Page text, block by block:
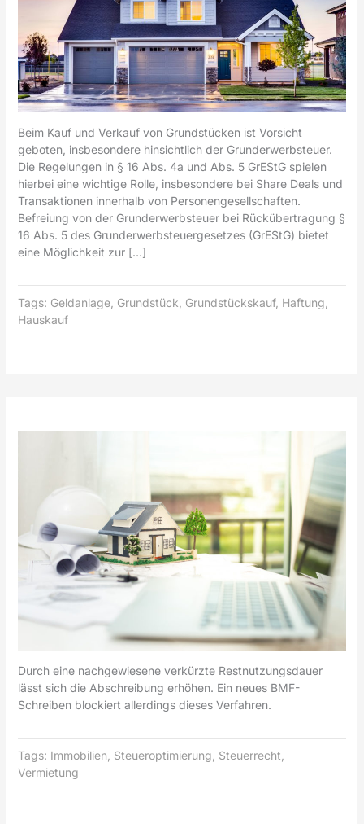
Beim Kauf und Verkauf von Grundstücken ist Vorsicht
geboten, insbesondere hinsichtlich der Grunderwerbsteuer.
Die Regelungen in § 16 Abs. 4a und Abs. 5 GrEStG spielen
hierbei eine wichtige Rolle, insbesondere bei Share Deals und
Transaktionen innerhalb von Personengesellschaften.
Befreiung von der Grunderwerbsteuer bei Rückübertragung §
16 Abs. 5 des Grunderwerbsteuergesetzes (GrEStG) bietet
eine Möglichkeit zur […]
Tags: Geldanlage, Grundstück Grundstückskauf, Haftung
Hauskauf
Durch eine nachgewiesene verkürzte Restnutzungsdauer
lässt sich die Abschreibung erhöhen. Ein neues BMF-
Schreiben blockiert allerdings dieses Verfahren.
Tags: Immobilien Steueroptimierung Steuerrecht
Vermietung